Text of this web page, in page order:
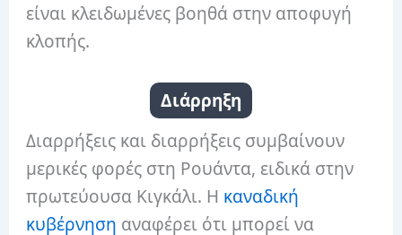
είναι κλειδωμένες βοηθά στην αποφυγή
κλοπής.
Διάρρηξη
Διαρρήξεις και διαρρήξεις συμβαίνουν
μερικές φορές στη Ρουάντα, ειδικά στην
πρωτεύουσα Κιγκάλι. Η καναδική
κυβέρνηση αναφέρει ότι μπορεί να